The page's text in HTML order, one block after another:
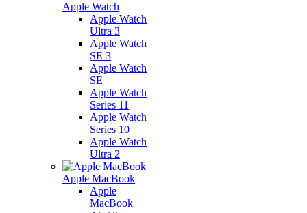
Apple Watch
Apple Watch
Ultra 3
Apple Watch
SE 3
Apple Watch
SE
Apple Watch
Series 11
Apple Watch
Series 10
Apple Watch
Ultra 2
Apple MacBook
Apple
MacBook